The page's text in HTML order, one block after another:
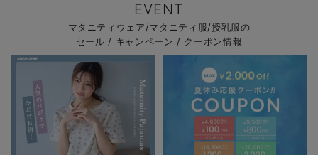
EVENT
マタニティウェア/マタニティ服/授乳服の
セール / キャンペーン / クーポン情報